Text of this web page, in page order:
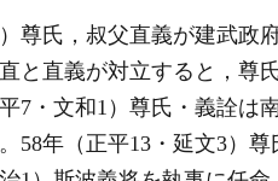
尊氏，叔父直義が建武政
と直義が対立すると，尊
7・文和1）尊氏・義詮は
58年（正平13・延文3）